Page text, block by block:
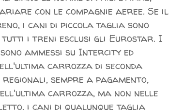
con le compagnie aeree. Se il
i cani di piccola taglia sono
tutti i treni esclusi gli Eurostar. I
ammessi su Intercity ed
carrozza di seconda
sempre a pagamento,
carrozza, ma non nelle
i cani di qualunque taglia